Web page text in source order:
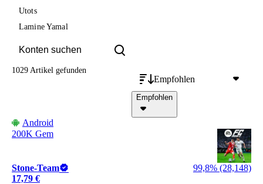
Utots
Lamine Yamal
Empfohlen
Empfohlen
1029 Artikel gefunden
Android
200K Gem
Stone-Team
99,8% (28,148)
17,79 €